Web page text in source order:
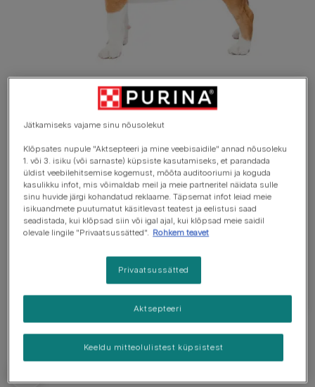
Buldog
Buldogil on lühike jässakas keha, üsna lõtv nahk,
eriti pea, kaela ja õlgade lähedal. Teiseks
iseloomulikuks omaduseks on suur kolju. Buldog
võib olla laiguline, erinevates punase varjundites,
kollakaspruun või valge mis tahes eespool mainitud
36 cm ja kaal 23–25 kg.
Jätkamiseks vajame sinu nõusolekut
Klõpsates nupule "Aktsepteeri ja mine veebisaidile" annad nõusoleku
1. või 3. isiku (või sarnaste) küpsiste kasutamiseks, et parandada
üldist veebilehitsemise kogemust, mõõta auditooriumi ja koguda
kasulikku infot, mis võimaldab meil ja meie partneritel näidata sulle
sinu huvide järgi kohandatud reklaame. Täpsemat infot leiad meie
isikuandmete puutumatut käsitlevast teatest ja eelistusi saad
seadistada, kui klõpsad siin või igal ajal, kui klõpsad meie saidil
olevale lingile "Privaatsussätted". Rohkem teavet
Privaatsussätted
Keeldu mitteolulistest küpsistest
Aktsepteeri